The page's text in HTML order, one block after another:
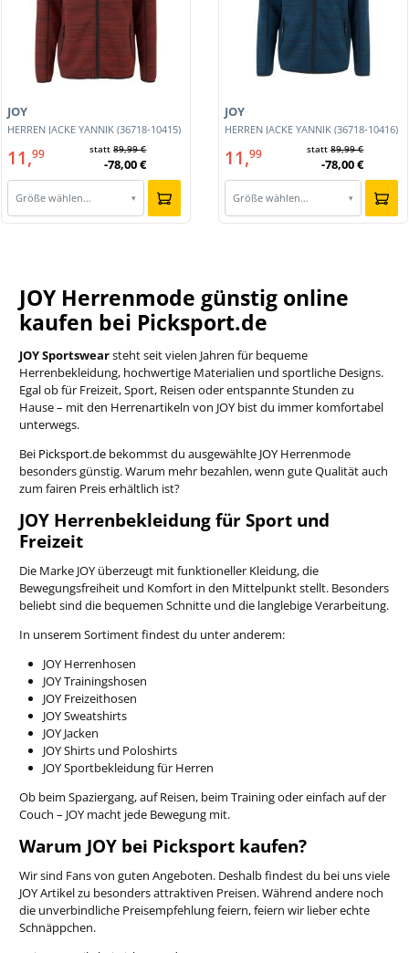
HERREN JACKE YANNIK (36718-10415)
JOY
11,99 statt89,99 €
-78,00 €
Größe wählen… ▾
HERREN JACKE YANNIK (36718-10416)
JOY
11,99 statt89,99 €
-78,00 €
Größe wählen… ▾
JOY Herrenmode günstig online
kaufen bei Picksport.de
JOY Sportswearsteht seit vielen Jahren für bequeme
Herrenbekleidung, hochwertige Materialien und sportliche Designs.
Egal ob für Freizeit, Sport, Reisen oder entspannte Stunden zu
Hause – mit den Herrenartikeln von JOY bist du immer komfortabel
unterwegs.
Bei Picksport.de bekommst du ausgewählte JOY Herrenmode
besonders günstig. Warum mehr bezahlen, wenn gute Qualität auch
zum fairen Preis erhältlich ist?
JOY Herrenbekleidung für Sport und
Freizeit
Die Marke JOY überzeugt mit funktioneller Kleidung, die
Bewegungsfreiheit und Komfort in den Mittelpunkt stellt. Besonders
beliebt sind die bequemen Schnitte und die langlebige Verarbeitung.
In unserem Sortiment findest du unter anderem:
JOY Herrenhosen
JOY Trainingshosen
JOY Freizeithosen
JOY Sweatshirts
JOY Jacken
JOY Shirts und Poloshirts
JOY Sportbekleidung für Herren
Ob beim Spaziergang, auf Reisen, beim Training oder einfach auf der
Couch – JOY macht jede Bewegung mit.
Warum JOY bei Picksport kaufen?
Wir sind Fans von guten Angeboten. Deshalb findest du bei uns viele
JOY Artikel zu besonders attraktiven Preisen. Während andere noch
die unverbindliche Preisempfehlung feiern, feiern wir lieber echte
Schnäppchen.